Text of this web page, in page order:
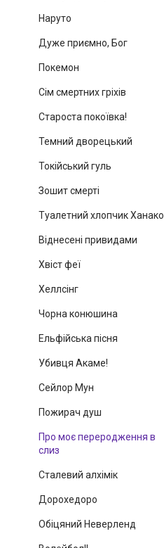
Наруто
Дуже приємно, Бог
Покемон
Сім смертних гріхів
Староста покоївка!
Темний дворецький
Токійський гуль
Зошит смерті
Туалетний хлопчик Ханако
Віднесені привидами
Хвіст феї
Хеллсінг
Чорна конюшина
Ельфійська пісня
Убивця Акаме!
Сейлор Мун
Пожирач душ
Про моє переродження в
слиз
Сталевий алхімік
Дорохедоро
Обіцяний Неверленд